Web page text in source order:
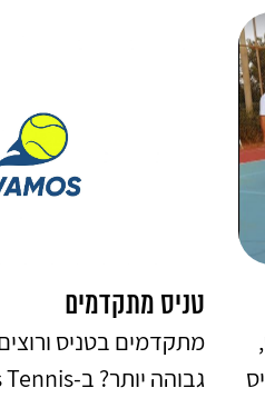
טניס מתקדמים
מתקדמים בטניס